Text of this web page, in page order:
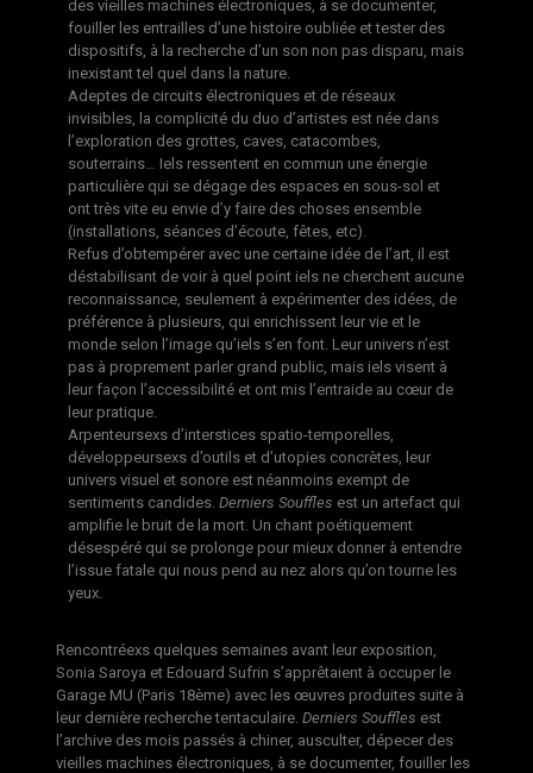
des vieilles machines électroniques, à se documenter,
fouiller les entrailles d’une histoire oubliée et tester des
dispositifs, à la recherche d’un son non pas disparu, mais
inexistant tel quel dans la nature.
Adeptes de circuits électroniques et de réseaux
invisibles, la complicité du duo d’artistes est née dans
l’exploration des grottes, caves, catacombes,
souterrains… Iels ressentent en commun une énergie
particulière qui se dégage des espaces en sous-sol et
ont très vite eu envie d’y faire des choses ensemble
(installations, séances d’écoute, fêtes, etc).
Refus d’obtempérer avec une certaine idée de l’art, il est
déstabilisant de voir à quel point iels ne cherchent aucune
reconnaissance, seulement à expérimenter des idées, de
préférence à plusieurs, qui enrichissent leur vie et le
monde selon l’image qu’iels s’en font. Leur univers n’est
pas à proprement parler grand public, mais iels visent à
leur façon l’accessibilité et ont mis l’entraide au cœur de
leur pratique.
Arpenteursexs d’interstices spatio-temporelles,
développeursexs d’outils et d’utopies concrètes, leur
univers visuel et sonore est néanmoins exempt de
sentiments candides. Derniers Souffles est un artefact qui
amplifie le bruit de la mort. Un chant poétiquement
désespéré qui se prolonge pour mieux donner à entendre
l’issue fatale qui nous pend au nez alors qu’on tourne les
yeux.
Rencontréexs quelques semaines avant leur exposition,
Sonia Saroya et Edouard Sufrin s’apprêtaient à occuper le
Garage MU (Paris 18ème) avec les œuvres produites suite à
leur dernière recherche tentaculaire. Derniers Souffles est
l’archive des mois passés à chiner, ausculter, dépecer des
vieilles machines électroniques, à se documenter, fouiller les